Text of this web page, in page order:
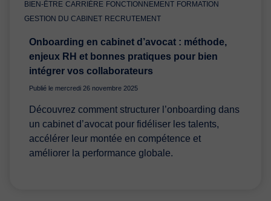
BIEN-ÊTRE CARRIÈRE FONCTIONNEMENT FORMATION
GESTION DU CABINET RECRUTEMENT
Onboarding en cabinet d’avocat : méthode,
enjeux RH et bonnes pratiques pour bien
intégrer vos collaborateurs
Publié le mercredi 26 novembre 2025
Découvrez comment structurer l’onboarding dans
un cabinet d’avocat pour fidéliser les talents,
accélérer leur montée en compétence et
améliorer la performance globale.